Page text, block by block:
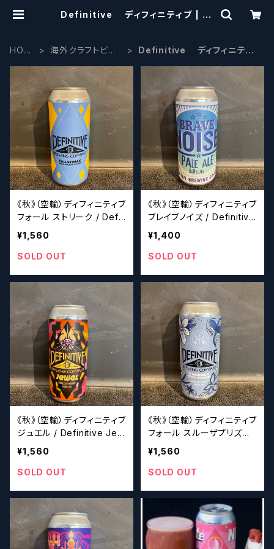
Definitive ディフィニティブ | cr
HOM
海外クラフトビー
Definitive ディフィニティ
《秋》（空輸）ディフィニティブ
フォール ストリーク / Defi
nitive Fallstreak
¥1,560
SOLD OUT
《秋》（空輸）ディフィニティブ
ブレイブノイズ / Definitive
Brave Noise
¥1,400
SOLD OUT
《秋》（空輸）ディフィニティブ
ジュエル / Definitive Jew
el
¥1,560
SOLD OUT
《秋》（空輸）ディフィニティブ
フォール スルーザプリズム /
Definitive Through The
Prism
¥1,560
SOLD OUT